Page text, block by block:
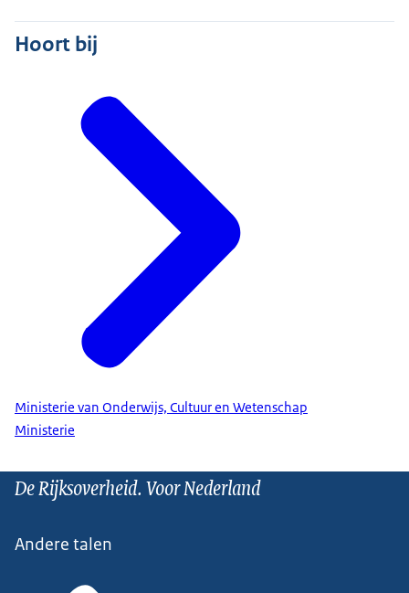
Hoort bij
Ministerie van Onderwijs, Cultuur en Wetenschap
Ministerie
De Rijksoverheid. Voor Nederland
Andere talen